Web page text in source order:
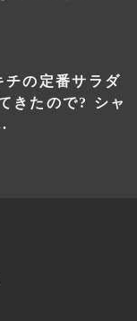
チの定番サラダ
きたので? シャ